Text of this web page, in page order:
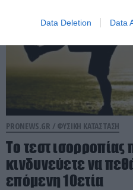
Data Deletion Data
PRONEWS.GR / ΦΥΣΙΚΗ ΚΑΤΑΣΤΑΣΗ
Το τεστ ισορροπίας
κινδυνεύετε να
επόμενη 10ετία